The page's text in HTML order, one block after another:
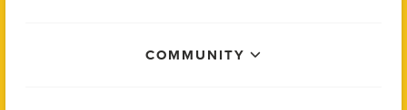
COMMUNITY